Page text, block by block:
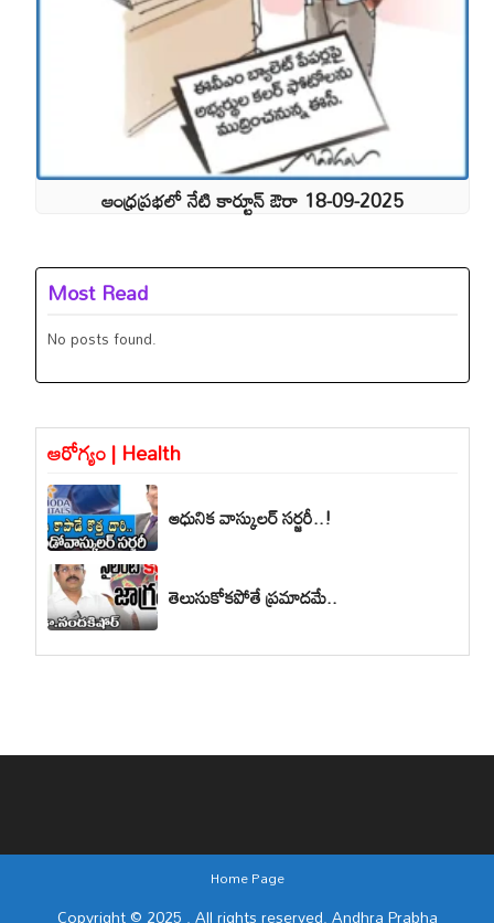
ఆంధ్రప్రభలో నేటి కార్టూన్ ఔరా 18-09-2025
Most Read
No posts found.
ఆరోగ్యం | Health
ఆధునిక వాస్కులర్ సర్జరీ..!
తెలుసుకోకపోతే ప్రమాదమే..
Home Page